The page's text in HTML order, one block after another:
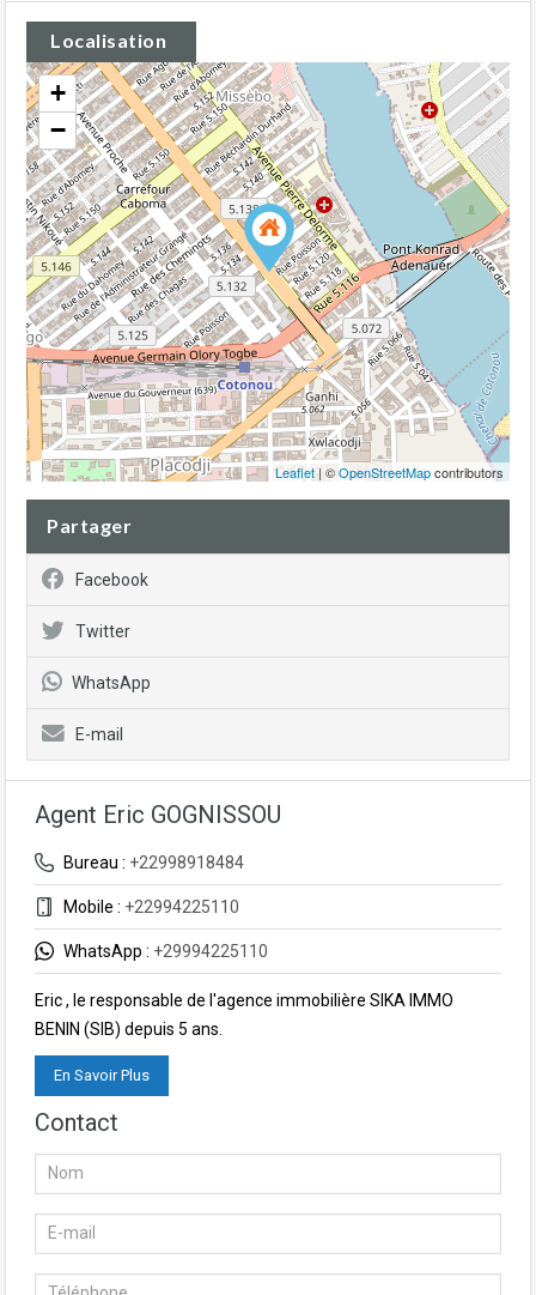
Localisation
+
−
Leaflet | ©OpenStreetMapcontributors
Partager
Facebook
Twitter
WhatsApp
E-mail
Agent Eric GOGNISSOU
Bureau : +22998918484
Mobile : +22994225110
WhatsApp : +29994225110
Eric , le responsable de l'agence immobilière SIKA IMMO
BENIN (SIB) depuis 5 ans.
En Savoir Plus
Contact